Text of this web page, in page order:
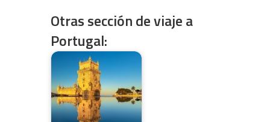
Otras sección de viaje a
Portugal: